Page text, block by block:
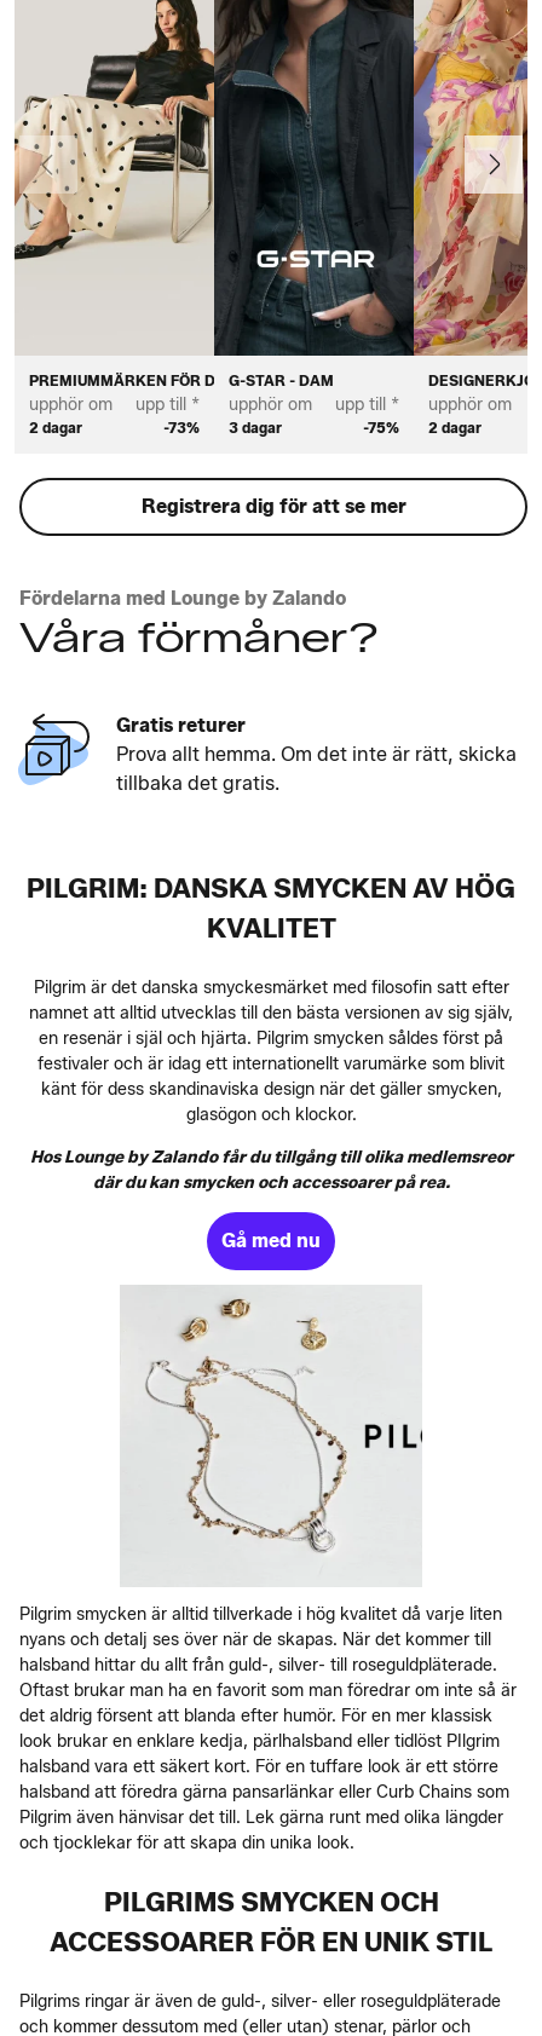
PREMIUMMÄRKEN FÖR DAM
upphör om
2 dagar
upp till *
-73%
G-STAR - DAM
upphör om
3 dagar
upp till *
-75%
upphör om
2 dagar
Föregående Nästa
Registrera dig för att se mer
Fördelarna med Lounge by Zalando
Våra förmåner?
Gratis returer
Prova allt hemma. Om det inte är rätt, skicka
tillbaka det gratis.
PILGRIM: DANSKA SMYCKEN AV HÖG
KVALITET
Pilgrim är det danska smyckesmärket med filosofin satt efter
namnet att alltid utvecklas till den bästa versionen av sig själv,
en resenär i själ och hjärta. Pilgrim smycken såldes först på
festivaler och är idag ett internationellt varumärke som blivit
känt för dess skandinaviska design när det gäller smycken,
glasögon och klockor.
Hos Lounge by Zalando får du tillgång till olika medlemsreor
där du kan smycken och accessoarer på rea.
Gå med nu
Pilgrim smycken är alltid tillverkade i hög kvalitet då varje liten
nyans och detalj ses över när de skapas. När det kommer till
halsband hittar du allt från guld-, silver- till roseguldpläterade.
Oftast brukar man ha en favorit som man föredrar om inte så är
det aldrig försent att blanda efter humör. För en mer klassisk
look brukar en enklare kedja, pärlhalsband eller tidlöst PIlgrim
halsband vara ett säkert kort. För en tuffare look är ett större
halsband att föredra gärna pansarlänkar eller Curb Chains som
Pilgrim även hänvisar det till. Lek gärna runt med olika längder
och tjocklekar för att skapa din unika look.
PILGRIMS SMYCKEN OCH
ACCESSOARER FÖR EN UNIK STIL
Pilgrims ringar är även de guld-, silver- eller roseguldpläterade
och kommer dessutom med (eller utan) stenar, pärlor och